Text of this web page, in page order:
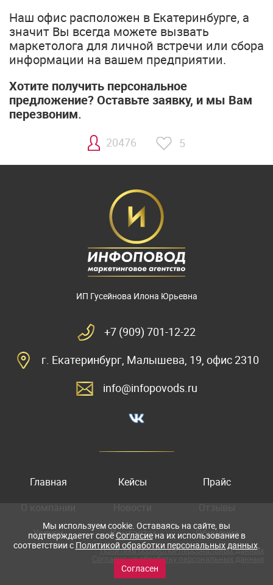
Наш офис расположен в Екатеринбурге, а
значит Вы всегда можете вызвать
маркетолога для личной встречи или сбора
информации на вашем предприятии.
Хотите получить персональное
предложение? Оставьте заявку, и мы Вам
перезвоним.
20476 5
ИП Гусейнова Илона Юрьевна
+7 (909) 701-12-22
г. Екатеринбург, Малышева, 19, офис 2310
info@infopovods.ru
Главная Кейсы
Прайс
О компании
Новости
Отзывы
Услуги
Контакты Обучение
Политика обработки персональных данных
Согласие на обработку персональных данных
Мы используем cookie. Оставаясь на сайте, вы
подтверждаетет своёСогласиена их использование в
соответствии с Политикой обработки персональных данных.
Согласен